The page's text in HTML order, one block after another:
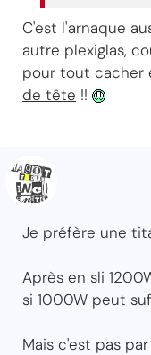
C'est l'arnaque
autre plexiglas,
pour tout cacher
de tête !!
Je préfère une
Après en sli
si 1000W peut
Mais c'est pas